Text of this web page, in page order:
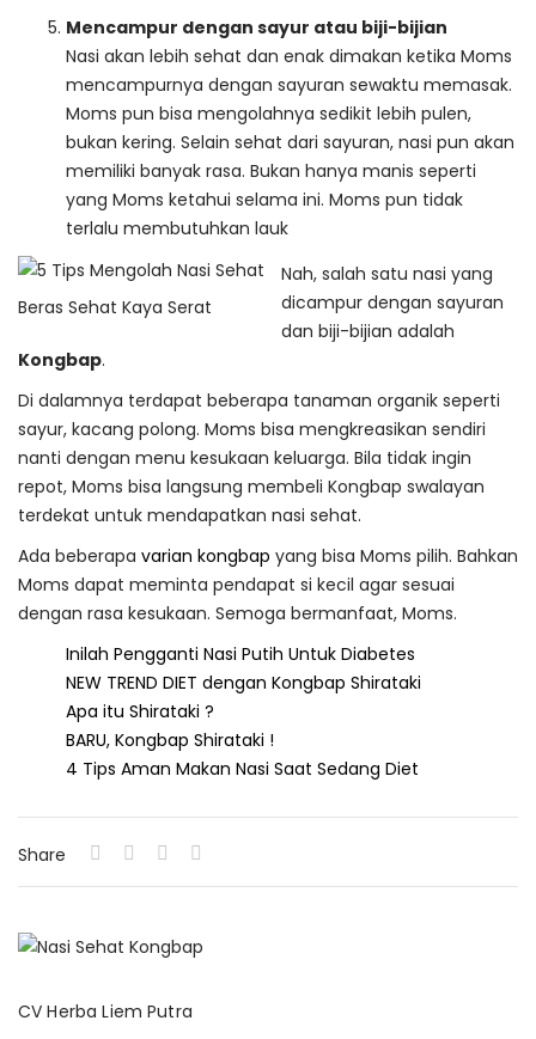
Mencampur dengan sayur atau biji-bijian
Nasi akan lebih sehat dan enak dimakan ketika Moms
mencampurnya dengan sayuran sewaktu memasak.
Moms pun bisa mengolahnya sedikit lebih pulen,
bukan kering. Selain sehat dari sayuran, nasi pun akan
memiliki banyak rasa. Bukan hanya manis seperti
yang Moms ketahui selama ini. Moms pun tidak
terlalu membutuhkan lauk
Beras Sehat Kaya Serat
Nah, salah satu nasi yang
dicampur dengan sayuran
dan biji-bijian adalah
Kongbap.
Di dalamnya terdapat beberapa tanaman organik seperti
sayur, kacang polong. Moms bisa mengkreasikan sendiri
nanti dengan menu kesukaan keluarga. Bila tidak ingin
repot, Moms bisa langsung membeli Kongbap swalayan
terdekat untuk mendapatkan nasi sehat.
Ada beberapa varian kongbap yang bisa Moms pilih. Bahkan
Moms dapat meminta pendapat si kecil agar sesuai
dengan rasa kesukaan. Semoga bermanfaat, Moms.
Inilah Pengganti Nasi Putih Untuk Diabetes
NEW TREND DIET dengan Kongbap Shirataki
Apa itu Shirataki ?
BARU, Kongbap Shirataki !
4 Tips Aman Makan Nasi Saat Sedang Diet
Share
CV Herba Liem Putra